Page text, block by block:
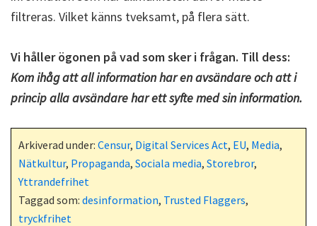
filtreras. Vilket känns tveksamt, på flera sätt.
Vi håller ögonen på vad som sker i frågan. Till dess:
Kom ihåg att all information har en avsändare och att i
princip alla avsändare har ett syfte med sin information.
Arkiverad under: Censur, Digital Services Act, EU, Media,
Nätkultur, Propaganda, Sociala media, Storebror,
Yttrandefrihet
Taggad som: desinformation, Trusted Flaggers,
tryckfrihet